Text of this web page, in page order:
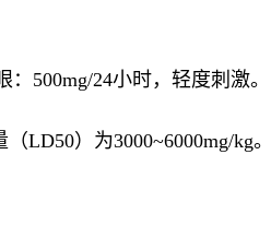
500mg/24小时，轻度刺激。
LD50）为3000~6000mg/kg。